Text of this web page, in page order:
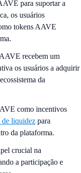
para suportar a
os usuários
tokens AAVE
recebem um
os usuários a adquirir
da
como incentivos
de liquidez para
da plataforma.
crucial na
a participação e